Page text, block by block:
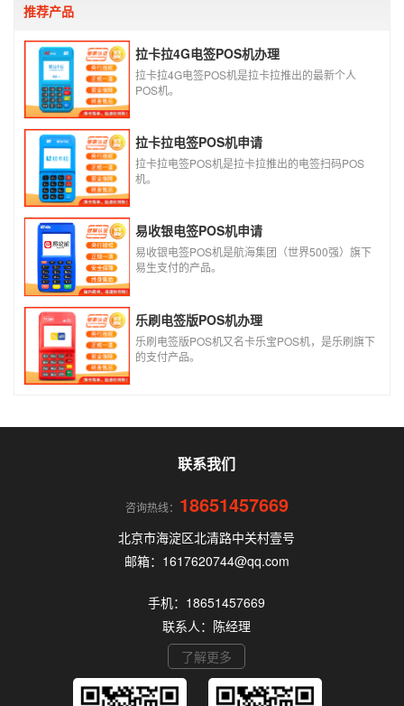
推荐产品
拉卡拉4G电签POS机办理
拉卡拉4G电签POS机是拉卡拉推出的最新个人
POS机。
拉卡拉电签POS机申请
拉卡拉电签POS机是拉卡拉推出的电签扫码POS
机。
易收银电签POS机申请
易收银电签POS机是航海集团（世界500强）旗下
易生支付的产品。
乐刷电签版POS机办理
乐刷电签版POS机又名卡乐宝POS机，是乐刷旗下
的支付产品。
联系我们
咨询热线： 18651457669
北京市海淀区北清路中关村壹号
邮箱：1617620744@qq.com
手机：18651457669
联系人：陈经理
了解更多